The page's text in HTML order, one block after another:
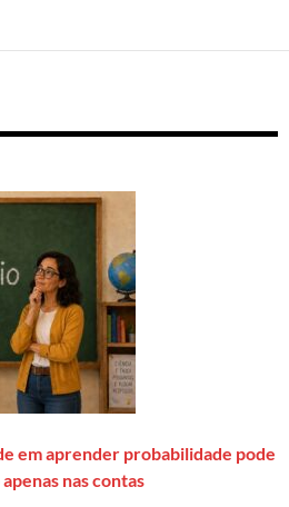
em aprender probabilidade pode
nas contas